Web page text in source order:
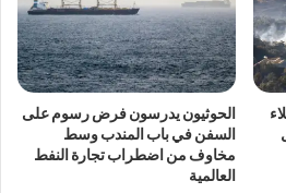
الحوثيون يدرسون فرض رسوم على
السفن في باب المندب وسط
مخاوف من اضطراب تجارة النفط
العالمية